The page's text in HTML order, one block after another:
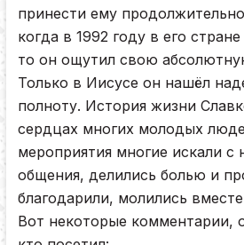
принести ему
когда в 1992 году в его
то он ощутил свою
Только в Иисусе он нашёл
полноту. История жизни
сердцах многих молодых
мероприятия многие искали с
общения, делились болью и
благодарили, молились
Вот некоторые комментарии,